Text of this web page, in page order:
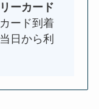
ーカード
ード到着
日から利